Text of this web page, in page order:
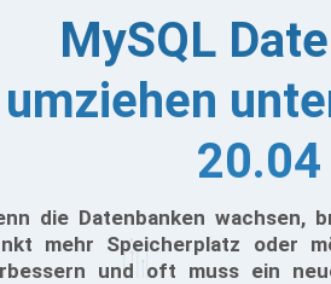
MySQL
umziehen
20.04
die Datenbanken wachsen,
mehr Speicherplatz oder
und oft muss ein